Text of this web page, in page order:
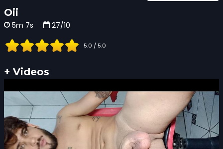
Oii
5m 7s 27/10
5.0 / 5.0
+ Videos